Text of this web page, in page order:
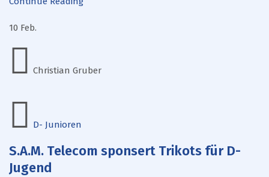
10 Feb.
Christian Gruber
D- Junioren
S.A.M. Telecom sponsert Trikots für D-
Jugend